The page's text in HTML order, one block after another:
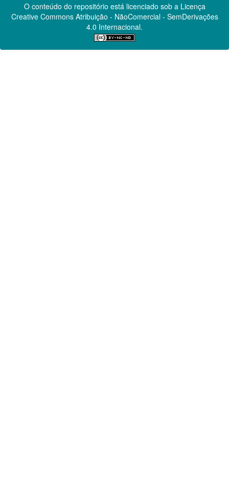
O conteúdo do repositório está licenciado sob a Licença
Creative CommonsAtribuição - NãoComercial - SemDerivações
4.0 Internacional.